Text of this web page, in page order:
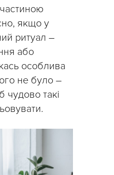
якщо у
ритуал –
або
особлива
не було –
чудово такі